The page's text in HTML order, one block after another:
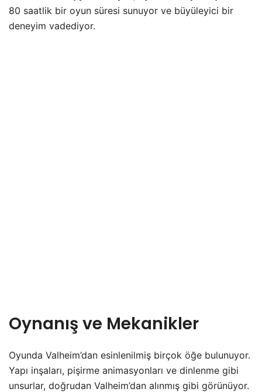
80 saatlik bir oyun süresi sunuyor ve büyüleyici bir
deneyim vadediyor.
Oynanış ve Mekanikler
Oyunda Valheim’dan esinlenilmiş birçok öğe bulunuyor.
Yapı inşaları, pişirme animasyonları ve dinlenme gibi
unsurlar, doğrudan Valheim’dan alınmış gibi görünüyor.